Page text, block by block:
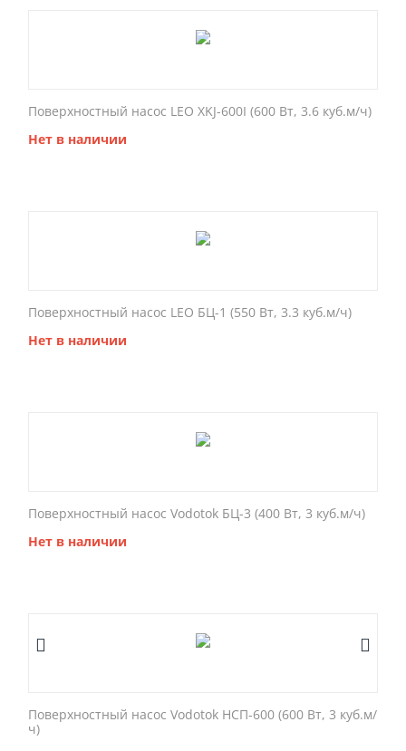
Поверхностный насос LEO XKJ-600I (600 Вт, 3.6 куб.м/ч)
Нет в наличии
Поверхностный насос LEO БЦ-1 (550 Вт, 3.3 куб.м/ч)
Нет в наличии
Поверхностный насос Vodotok БЦ-3 (400 Вт, 3 куб.м/ч)
Нет в наличии
Поверхностный насос Vodotok НСП-600 (600 Вт, 3 куб.м/
ч)